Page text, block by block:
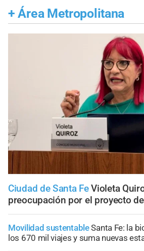
+ Área Metropolitana
Ciudad de Santa Fe Violeta
preocupación por el proyecto
Movilidad sustentableSanta Fe: la
los 670 mil viajes y suma nuevas